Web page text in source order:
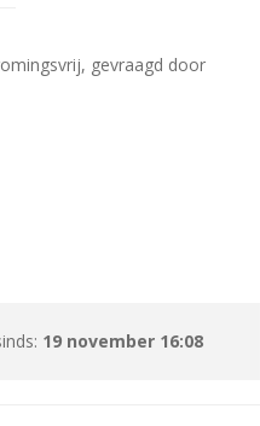
gevraagd door
19 november 16:08